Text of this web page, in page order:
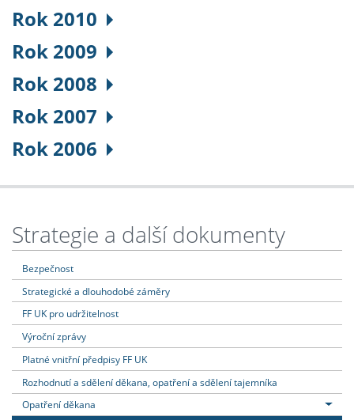
Rok 2010
Rok 2009
Rok 2008
Rok 2007
Rok 2006
Strategie a další dokumenty
Bezpečnost
Strategické a dlouhodobé záměry
FF UK pro udržitelnost
Výroční zprávy
Platné vnitřní předpisy FF UK
Rozhodnutí a sdělení děkana, opatření a sdělení tajemníka
Opatření děkana